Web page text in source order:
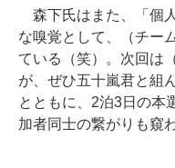
森下氏はまた、「個
な嗅覚として、（チー
ている（笑）。次回は
が、ぜひ五十嵐君と組
とともに、2泊3日の本
加者同士の繋がりも窺